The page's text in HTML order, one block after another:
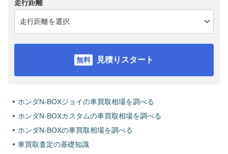
走行距離
見積りスタート
ホンダN-BOXジョイの車買取相場を調べる
ホンダN-BOXカスタムの車買取相場を調べる
ホンダN-BOXの車買取相場を調べる
車買取査定の基礎知識